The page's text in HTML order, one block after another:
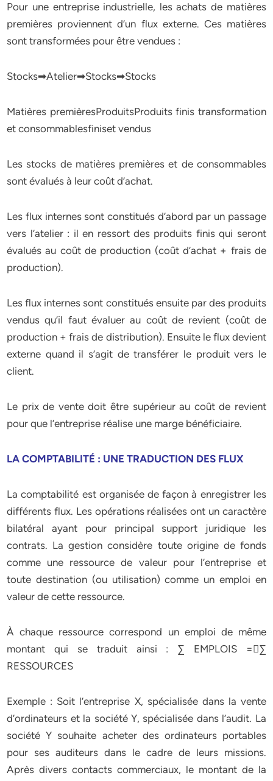
Pour une entreprise industrielle, les achats de matières
premières proviennent d’un flux externe. Ces matières
sont transformées pour être vendues :
Stocks➡Atelier➡Stocks➡Stocks
Matières premièresProduitsProduits finis transformation
et consommablesfiniset vendus
Les stocks de matières premières et de consommables
sont évalués à leur coût d’achat.
Les flux internes sont constitués d’abord par un passage
vers l’atelier : il en ressort des produits finis qui seront
évalués au coût de production (coût d’achat + frais de
production).
Les flux internes sont constitués ensuite par des produits
vendus qu’il faut évaluer au coût de revient (coût de
production + frais de distribution). Ensuite le flux devient
externe quand il s’agit de transférer le produit vers le
client.
Le prix de vente doit être supérieur au coût de revient
pour que l’entreprise réalise une marge bénéficiaire.
LA COMPTABILITÉ : UNE TRADUCTION DES FLUX
La comptabilité est organisée de façon à enregistrer les
différents flux. Les opérations réalisées ont un caractère
bilatéral ayant pour principal support juridique les
contrats. La gestion considère toute origine de fonds
comme une ressource de valeur pour l’entreprise et
toute destination (ou utilisation) comme un emploi en
valeur de cette ressource.
À chaque ressource correspond un emploi de même
montant qui se traduit ainsi : ∑ EMPLOIS =∑
RESSOURCES
Exemple : Soit l’entreprise X, spécialisée dans la vente
d’ordinateurs et la société Y, spécialisée dans l’audit. La
société Y souhaite acheter des ordinateurs portables
pour ses auditeurs dans le cadre de leurs missions.
Après divers contacts commerciaux, le montant de la